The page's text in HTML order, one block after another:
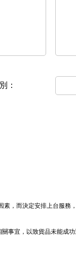
：
，而決定安排上台服務，
事宜，以致貨品未能成功